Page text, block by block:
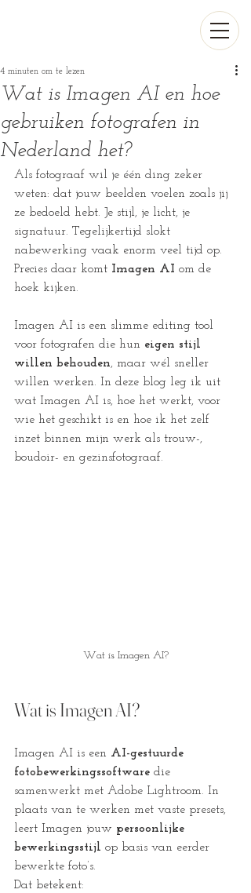
Wat is Imagen AI en hoe
gebruiken fotografen in
Nederland het?
4 minuten om te lezen
Als fotograaf wil je één ding zeker
weten: dat jouw beelden voelen zoals jij
ze bedoeld hebt. Je stijl, je licht, je
signatuur. Tegelijkertijd slokt
nabewerking vaak enorm veel tijd op.
Precies daar komt Imagen AI om de
hoek kijken.
Imagen AI is een slimme editing tool
voor fotografen die hun eigen stijl
willen behouden, maar wél sneller
willen werken. In deze blog leg ik uit
wat Imagen AI is, hoe het werkt, voor
wie het geschikt is en hoe ik het zelf
inzet binnen mijn werk als trouw-,
boudoir- en gezinsfotograaf.
Wat is Imagen AI?
Wat is Imagen AI?
Imagen AI is een AI-gestuurde
fotobewerkingssoftware die
samenwerkt met Adobe Lightroom. In
plaats van te werken met vaste presets,
leert Imagen jouw persoonlijke
bewerkingsstijl op basis van eerder
bewerkte foto’s.
Dat betekent: